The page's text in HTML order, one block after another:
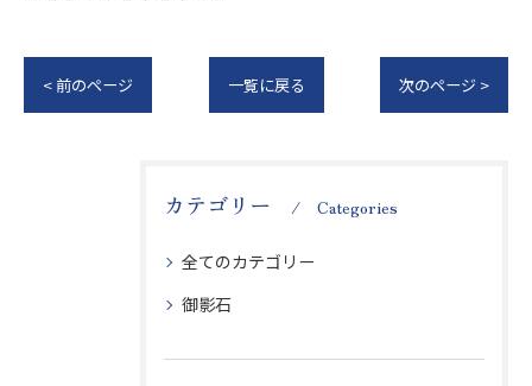
< 前のページ 一覧に戻る 次のページ >
カテゴリー Categories
全てのカテゴリー
御影石